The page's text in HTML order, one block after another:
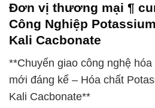
Đơn vị thương mại ¶
Công Nghiệp
Kali Cacbonate
**Chuyển giao công nghệ
mới đáng kể – Hóa chất
Kali Cacbonate**